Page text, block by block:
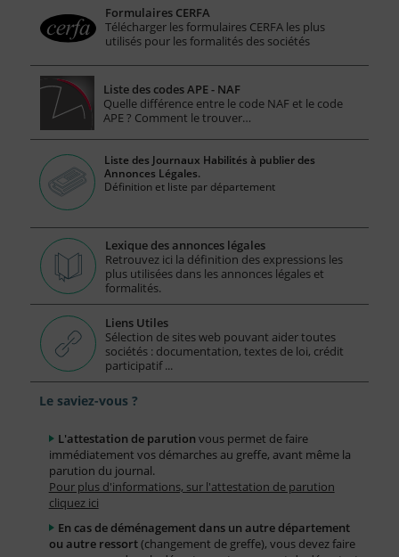
Formulaires CERFA
Télécharger les formulaires CERFA les plus
utilisés pour les formalités des sociétés
Liste des codes APE - NAF
Quelle différence entre le code NAF et le code
APE ? Comment le trouver…
Liste des Journaux Habilités à publier des
Annonces Légales.
Définition et liste par département
Lexique des annonces légales
Retrouvez ici la définition des expressions les
plus utilisées dans les annonces légales et
formalités.
Liens Utiles
Sélection de sites web pouvant aider toutes
sociétés : documentation, textes de loi, crédit
participatif ...
Le saviez-vous ?
L'attestation de parution vous permet de faire
immédiatement vos démarches au greffe, avant même la
parution du journal.
Pour plus d'informations, sur l'attestation de parution
cliquez ici
En cas de déménagement dans un autre département
ou autre ressort(changement de greffe), vous devez faire